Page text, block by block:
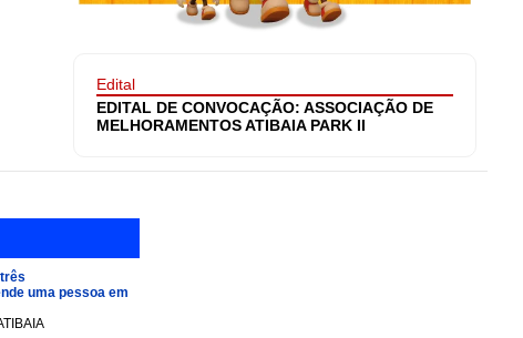
Edital
EDITAL DE CONVOCAÇÃO: ASSOCIAÇÃO DE
MELHORAMENTOS ATIBAIA PARK II
uma pessoa em